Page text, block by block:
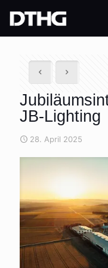
JB-Lighting
28. April 2025